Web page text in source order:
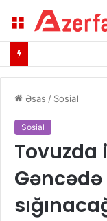
Menu
Əsas / Sosial
Sosial
Tovuzda